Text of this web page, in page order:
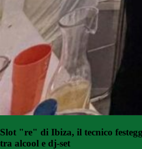
Slot "re" di Ibiza, il tecnico
tra alcool e dj-set